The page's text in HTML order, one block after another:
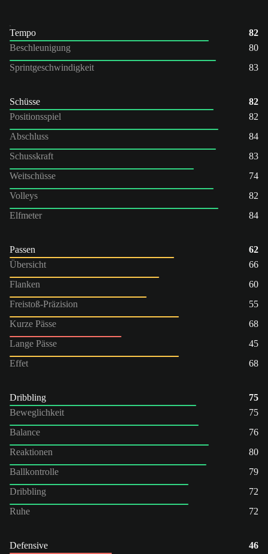
Tempo
82
Beschleunigung
80
Sprintgeschwindigkeit
83
Schüsse
82
Positionsspiel
82
Abschluss
84
Schusskraft
83
Weitschüsse
74
Volleys
82
Elfmeter
84
Passen
62
Übersicht
66
Flanken
60
Freistoß-Präzision
55
Kurze Pässe
68
Lange Pässe
45
Effet
68
Dribbling
75
Beweglichkeit
75
Balance
76
Reaktionen
80
Ballkontrolle
79
Dribbling
72
Ruhe
72
Defensive
46